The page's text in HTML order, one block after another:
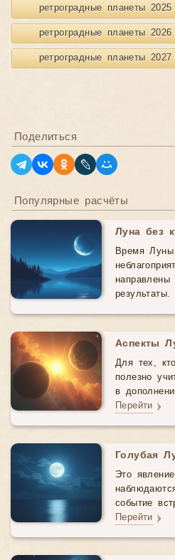
ретроградные планеты 2025
ретроградные планеты 2026
ретроградные планеты 2027
Поделиться
Популярные расчёты
Луна без
Время Луны
направлены
результаты.
Аспекты
Для тех,
полезно
в
Перейти
Голубая
Это
событие
Перейти